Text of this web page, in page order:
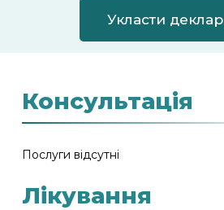
Укласти
Консультація
Послуги відсутні
Лікування